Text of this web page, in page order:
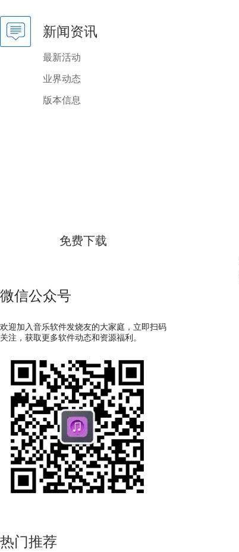
新闻资讯
最新活动
业界动态
版本信息
免费下载
微信公众号
欢迎加入音乐软件发烧友的大家庭，立即扫码
关注，获取更多软件动态和资源福利。
热门推荐